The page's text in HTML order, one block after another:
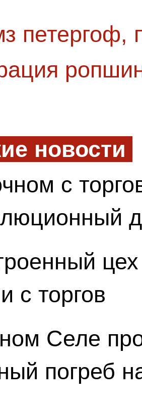
петергоф,
новости
с
с торгов
Селе
погреб